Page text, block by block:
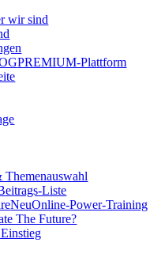
wir sind
PREMIUM-Plattform
Themenauswahl
Liste
NeuOnline-Power-Training
The Future?